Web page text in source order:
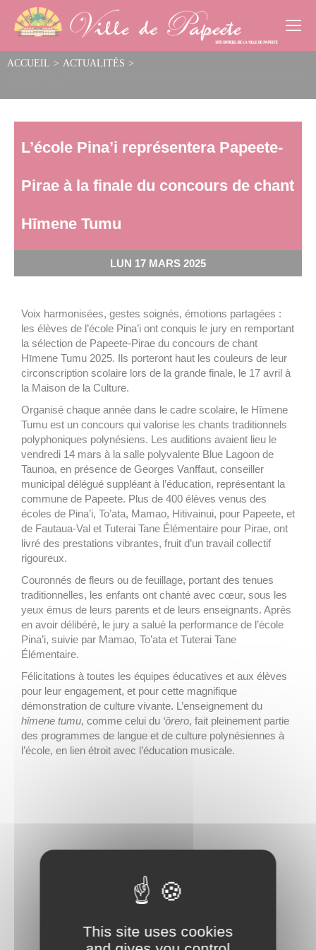
ACCUEIL > ACTUALITÉS >
L’école Pina’i représentera Papeete-
Pirae à la finale du concours de chant
Hīmene Tumu
LUN 17 MARS 2025
Voix harmonisées, gestes soignés, émotions partagées :
les élèves de l’école Pina’i ont conquis le jury en remportant
la sélection de Papeete-Pirae du concours de chant
Hīmene Tumu 2025. Ils porteront haut les couleurs de leur
circonscription scolaire lors de la grande finale, le 17 avril à
la Maison de la Culture.
Organisé chaque année dans le cadre scolaire, le Hīmene
Tumu est un concours qui valorise les chants traditionnels
polyphoniques polynésiens. Les auditions avaient lieu le
vendredi 14 mars à la salle polyvalente Blue Lagoon de
Taunoa, en présence de Georges Vanffaut, conseiller
municipal délégué suppléant à l’éducation, représentant la
commune de Papeete. Plus de 400 élèves venus des
écoles de Pina’i, To’ata, Mamao, Hitivainui, pour Papeete, et
de Fautaua-Val et Tuterai Tane Élémentaire pour Pirae, ont
livré des prestations vibrantes, fruit d’un travail collectif
rigoureux.
Couronnés de fleurs ou de feuillage, portant des tenues
traditionnelles, les enfants ont chanté avec cœur, sous les
yeux émus de leurs parents et de leurs enseignants. Après
en avoir délibéré, le jury a salué la performance de l’école
Pina’i, suivie par Mamao, To’ata et Tuterai Tane
Élémentaire.
Félicitations à toutes les équipes éducatives et aux élèves
pour leur engagement, et pour cette magnifique
démonstration de culture vivante. L’enseignement du
hīmene tumu, comme celui du ‘ōrero, fait pleinement partie
des programmes de langue et de culture polynésiennes à
l’école, en lien étroit avec l’éducation musicale.
Cookies management panel
This site uses cookies